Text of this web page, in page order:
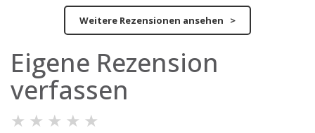
Weitere Rezensionen ansehen >
Eigene Rezension
verfassen
★ ★ ★ ★ ★